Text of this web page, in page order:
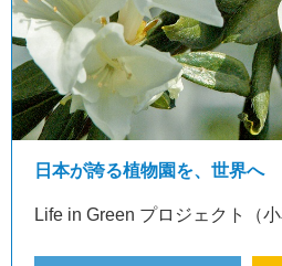
日本が誇る植物園を、世界へ
Life in Green プロジェクト（